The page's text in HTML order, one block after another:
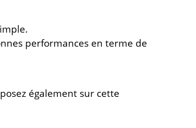
performances en terme de
également sur cette